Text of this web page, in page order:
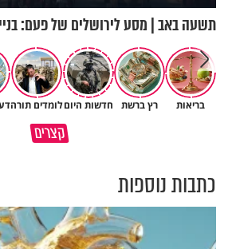
תשעה באב | מסע לירושלים של פעם:
בריאות רץ ברשת חדשות היוםלומדים תורה
קצרים
מתחילים לעבוד לקראת ראש
כתבות נוספות